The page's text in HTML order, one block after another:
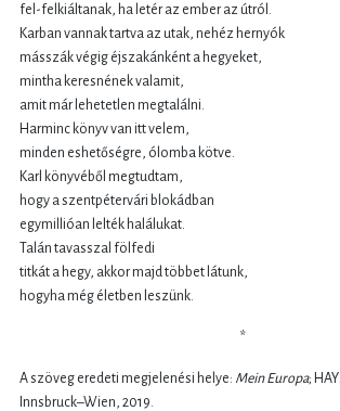
fel-felkiáltanak, ha letér az ember az útról.
Karban vannak tartva az utak, nehéz hernyók
másszák végig éjszakánként a hegyeket,
mintha keresnének valamit,
amit már lehetetlen megtalálni.
Harminc könyv van itt velem,
minden eshetőségre, ólomba kötve.
Karl könyvéből megtudtam,
hogy a szentpétervári blokádban
egymillióan lelték halálukat.
Talán tavasszal fölfedi
titkát a hegy, akkor majd többet látunk,
hogyha még életben leszünk.
*
A szöveg eredeti megjelenési helye: Mein Europa;
Innsbruck–Wien, 2019.